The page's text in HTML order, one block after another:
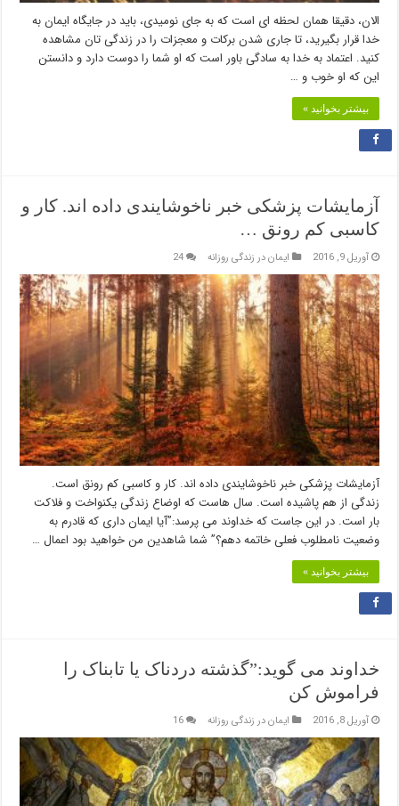
الان، دقیقا همان لحظه ای است که به جای نومیدی، باید در جایگاه ایمان به
خدا قرار بگیرید، تا جاری شدن برکات و معجزات را در زندگی تان مشاهده
کنید. اعتماد به خدا به سادگی باور است که او شما را دوست دارد و دانستن
این که او خوب و …
بیشتر بخوانید »
آزمایشات پزشکی خبر ناخوشایندی داده اند. کار و
کاسبی کم رونق …
آوریل 9, 2016 ایمان در زندگی روزانه 24
آزمایشات پزشکی خبر ناخوشایندی داده اند. کار و کاسبی کم رونق است.
زندگی از هم پاشیده است. سال هاست که اوضاع زندگی یکنواخت و فلاکت
بار است. در این جاست که خداوند می پرسد:”آیا ایمان داری که قادرم به
وضعیت نامطلوب فعلی خاتمه دهم؟” شما شاهدین من خواهید بود اعمال …
بیشتر بخوانید »
خداوند می گوید:”گذشته دردناک یا تابناک را
فراموش کن
آوریل 8, 2016 ایمان در زندگی روزانه 16